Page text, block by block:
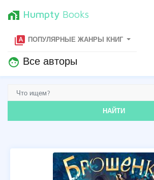
home_work Humpty Books
type_specimen ПОПУЛЯРНЫЕ ЖАНРЫ КНИГ
face Все авторы
НАЙТИ